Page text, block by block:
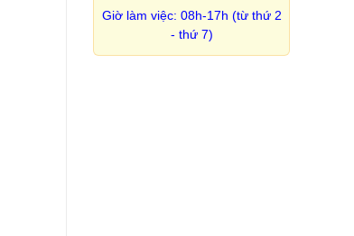
Giờ làm việc: 08h-17h (từ thứ 2
- thứ 7)